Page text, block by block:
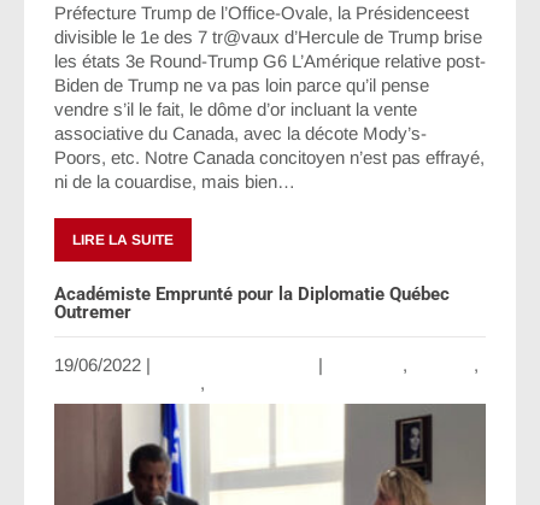
Préfecture Trump de l’Office-Ovale, la Présidenceest
divisible le 1e des 7 tr@vaux d’Hercule de Trump brise
les états 3e Round-Trump G6 L’Amérique relative post-
Biden de Trump ne va pas loin parce qu’il pense
vendre s’il le fait, le dôme d’or incluant la vente
associative du Canada, avec la décote Mody’s-
Poors, etc. Notre Canada concitoyen n’est pas effrayé,
ni de la couardise, mais bien…
LIRE LA SUITE
Académiste Emprunté pour la Diplomatie Québec
Outremer
19/06/2022 | | ,
,
,